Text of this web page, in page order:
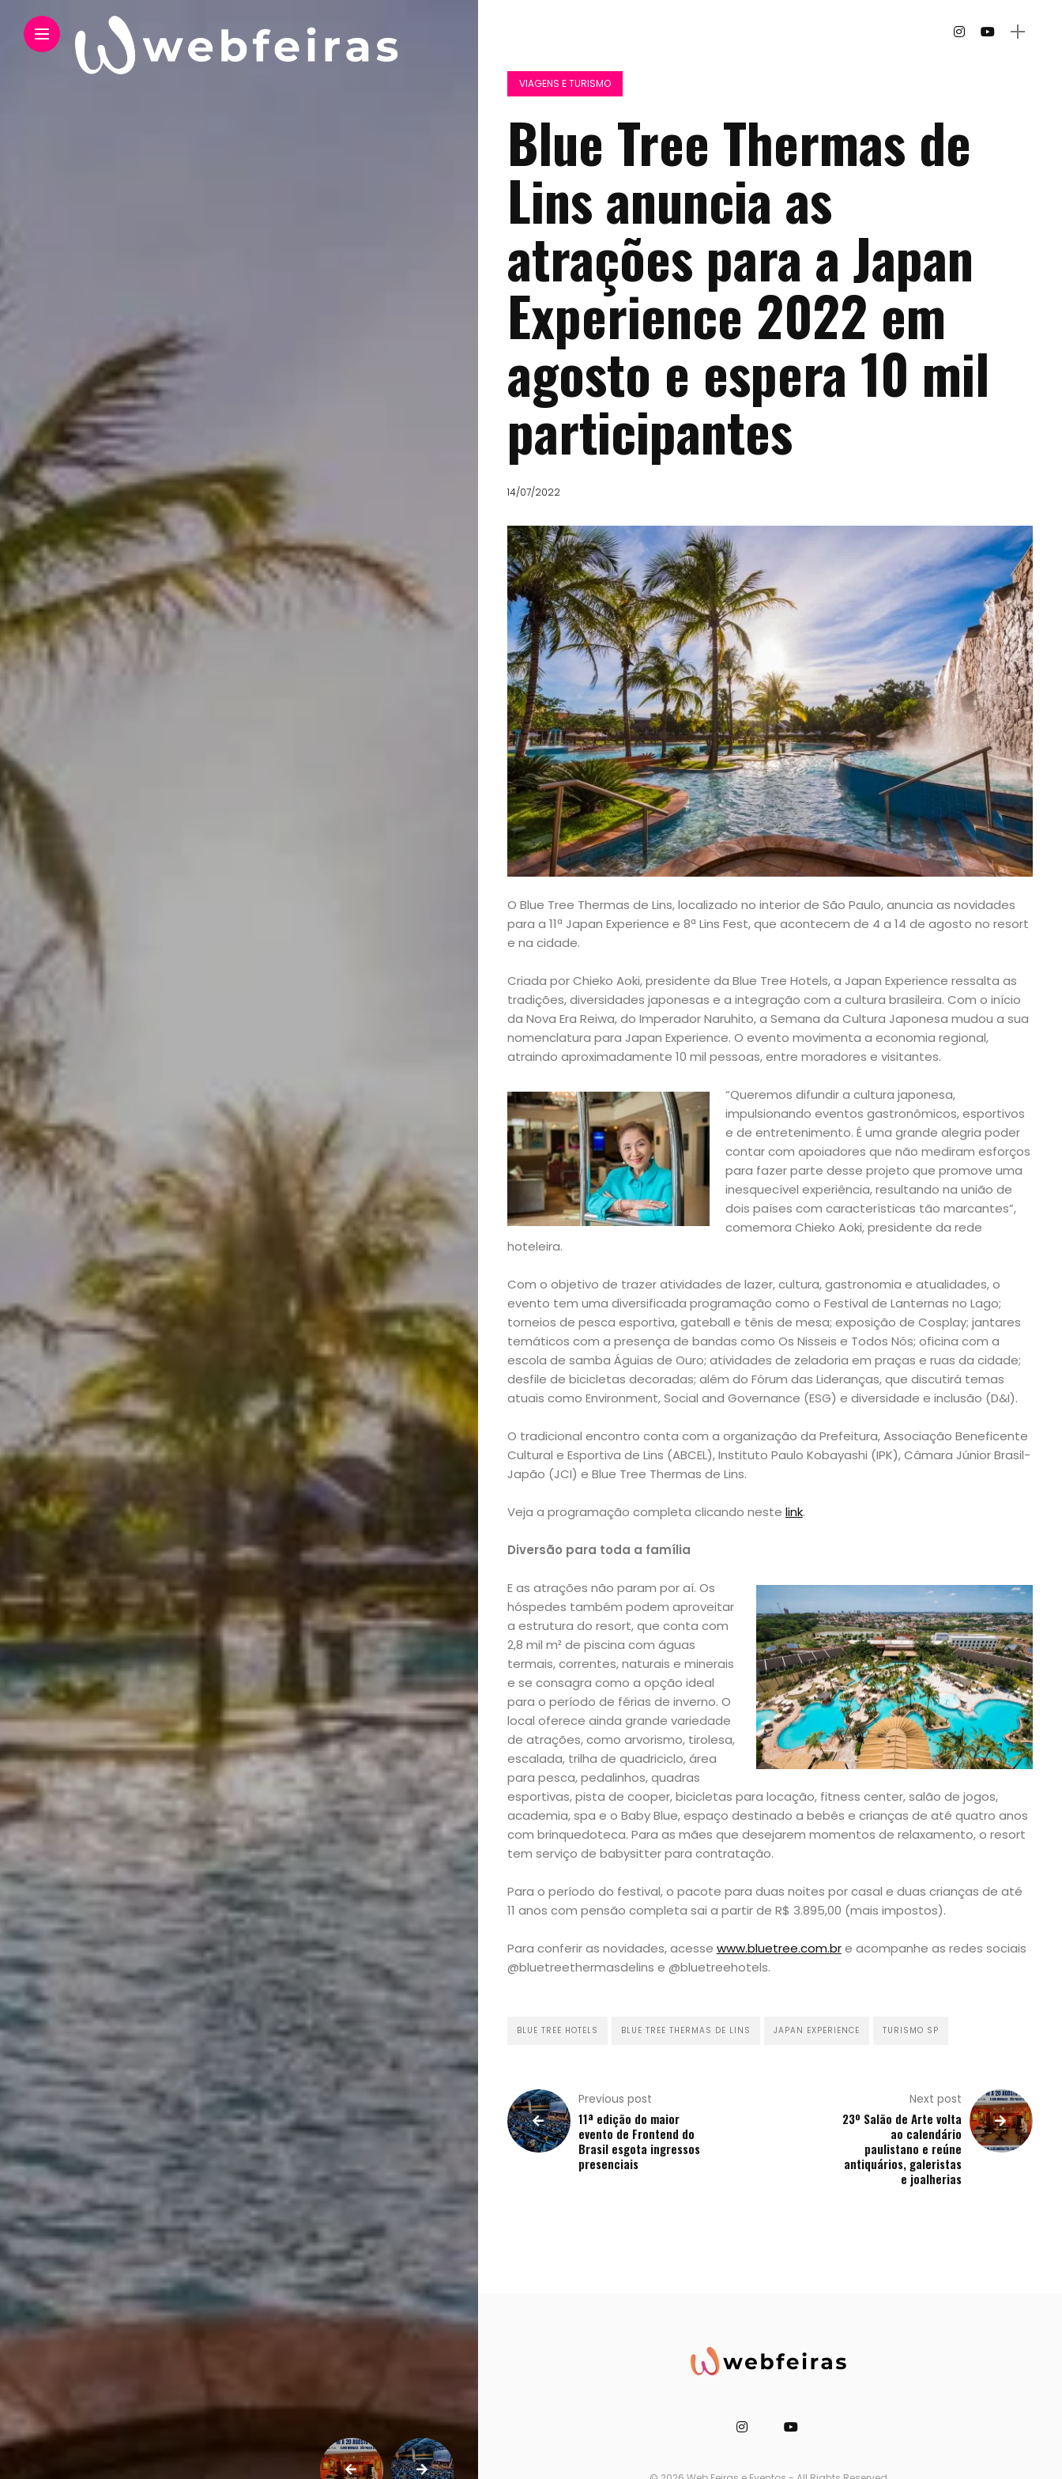
Home
Arte
e
Entretenimento
Empreendedorismo
Feiras
e
Eventos
Gastronomia
Negócios
Notícias
Viagens
e
Turismo
VIAGENS E TURISMO
Blue Tree Thermas de
Lins anuncia as
atrações para a Japan
Experience 2022 em
agosto e espera 10 mil
participantes
14/07/2022
O Blue Tree Thermas de Lins, localizado no interior de São Paulo, anuncia as novidades
para a 11ª Japan Experience e 8ª Lins Fest, que acontecem de 4 a 14 de agosto no resort
e na cidade.
Criada por Chieko Aoki, presidente da Blue Tree Hotels, a Japan Experience ressalta as
tradições, diversidades japonesas e a integração com a cultura brasileira. Com o início
da Nova Era Reiwa, do Imperador Naruhito, a Semana da Cultura Japonesa mudou a sua
nomenclatura para Japan Experience. O evento movimenta a economia regional,
atraindo aproximadamente 10 mil pessoas, entre moradores e visitantes.
“Queremos difundir a cultura japonesa,
impulsionando eventos gastronômicos, esportivos
e de entretenimento. É uma grande alegria poder
contar com apoiadores que não mediram esforços
para fazer parte desse projeto que promove uma
inesquecível experiência, resultando na união de
dois países com características tão marcantes”,
comemora Chieko Aoki, presidente da rede
hoteleira.
Com o objetivo de trazer atividades de lazer, cultura, gastronomia e atualidades, o
evento tem uma diversificada programação como o Festival de Lanternas no Lago;
torneios de pesca esportiva, gateball e tênis de mesa; exposição de Cosplay; jantares
temáticos com a presença de bandas como Os Nisseis e Todos Nós; oficina com a
escola de samba Águias de Ouro; atividades de zeladoria em praças e ruas da cidade;
desfile de bicicletas decoradas; além do Fórum das Lideranças, que discutirá temas
atuais como Environment, Social and Governance (ESG) e diversidade e inclusão (D&I).
O tradicional encontro conta com a organização da Prefeitura, Associação Beneficente
Cultural e Esportiva de Lins (ABCEL), Instituto Paulo Kobayashi (IPK), Câmara Júnior Brasil-
Japão (JCI) e Blue Tree Thermas de Lins.
Veja a programação completa clicando neste link.
Diversão para toda a família
E as atrações não param por aí. Os
hóspedes também podem aproveitar
a estrutura do resort, que conta com
2,8 mil m² de piscina com águas
termais, correntes, naturais e minerais
e se consagra como a opção ideal
para o período de férias de inverno. O
local oferece ainda grande variedade
de atrações, como arvorismo, tirolesa,
escalada, trilha de quadriciclo, área
para pesca, pedalinhos, quadras
esportivas, pista de cooper, bicicletas para locação, fitness center, salão de jogos,
academia, spa e o Baby Blue, espaço destinado a bebês e crianças de até quatro anos
com brinquedoteca. Para as mães que desejarem momentos de relaxamento, o resort
tem serviço de babysitter para contratação.
Para o período do festival, o pacote para duas noites por casal e duas crianças de até
11 anos com pensão completa sai a partir de R$ 3.895,00 (mais impostos).
Para conferir as novidades, acesse www.bluetree.com.bre acompanhe as redes sociais
@bluetreethermasdelins e @bluetreehotels.
BLUE TREE HOTELS BLUE TREE THERMAS DE LINS JAPAN EXPERIENCE TURISMO SP
Previous post
11ª edição do maior
evento de Frontend do
Brasil esgota ingressos
presenciais
Next post
23º Salão de Arte volta
ao calendário
paulistano e reúne
antiquários, galeristas
e joalherias